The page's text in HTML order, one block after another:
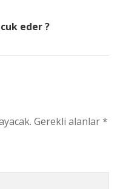
eder ?
Gerekli alanlar*